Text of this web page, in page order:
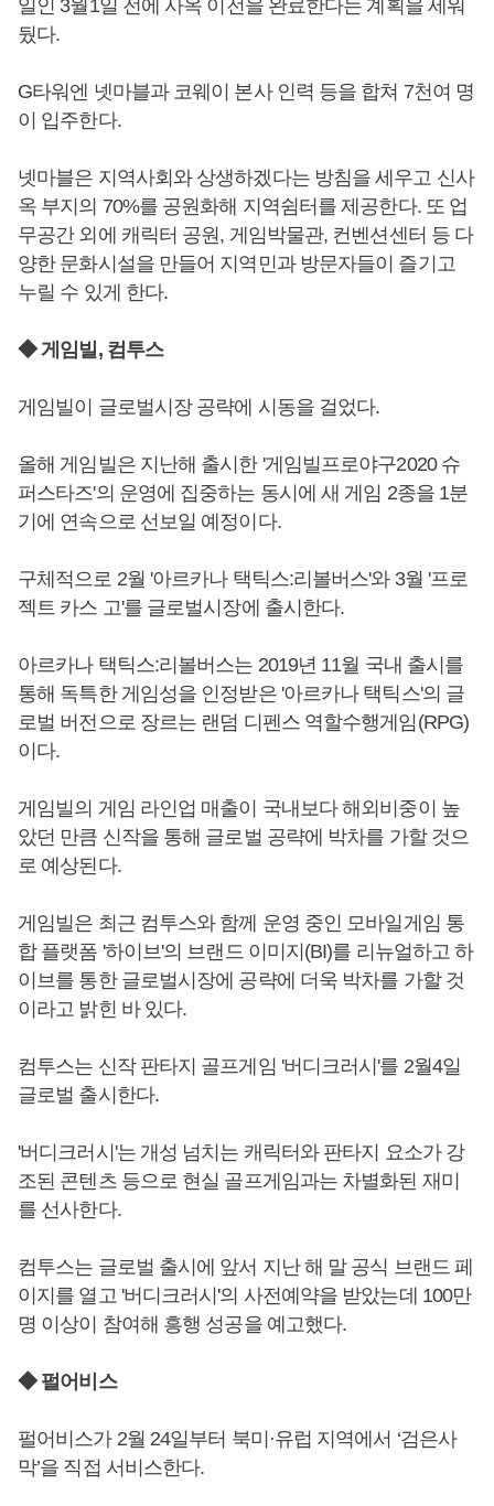
일인 3월1일 전에 사옥 이전을 완료한다는 계획을 세워
뒀다.
G타워엔 넷마블과 코웨이 본사 인력 등을 합쳐 7천여 명
이 입주한다.
넷마블은 지역사회와 상생하겠다는 방침을 세우고 신사
옥 부지의 70%를 공원화해 지역쉼터를 제공한다. 또 업
무공간 외에 캐릭터 공원, 게임박물관, 컨벤션센터 등 다
양한 문화시설을 만들어 지역민과 방문자들이 즐기고
누릴 수 있게 한다.
◆ 게임빌, 컴투스
게임빌이 글로벌시장 공략에 시동을 걸었다.
올해 게임빌은 지난해 출시한 '게임빌프로야구2020 슈
퍼스타즈'의 운영에 집중하는 동시에 새 게임 2종을 1분
기에 연속으로 선보일 예정이다.
구체적으로 2월 '아르카나 택틱스:리볼버스'와 3월 '프로
젝트 카스 고'를 글로벌시장에 출시한다.
아르카나 택틱스:리볼버스는 2019년 11월 국내 출시를
통해 독특한 게임성을 인정받은 '아르카나 택틱스'의 글
로벌 버전으로 장르는 랜덤 디펜스 역할수행게임(RPG)
이다.
게임빌의 게임 라인업 매출이 국내보다 해외비중이 높
았던 만큼 신작을 통해 글로벌 공략에 박차를 가할 것으
로 예상된다.
게임빌은 최근 컴투스와 함께 운영 중인 모바일게임 통
합 플랫폼 '하이브'의 브랜드 이미지(BI)를 리뉴얼하고 하
이브를 통한 글로벌시장에 공략에 더욱 박차를 가할 것
이라고 밝힌 바 있다.
컴투스는 신작 판타지 골프게임 '버디크러시'를 2월4일
글로벌 출시한다.
'버디크러시'는 개성 넘치는 캐릭터와 판타지 요소가 강
조된 콘텐츠 등으로 현실 골프게임과는 차별화된 재미
를 선사한다.
컴투스는 글로벌 출시에 앞서 지난 해 말 공식 브랜드 페
이지를 열고 '버디크러시'의 사전예약을 받았는데 100만
명 이상이 참여해 흥행 성공을 예고했다.
◆ 펄어비스
펄어비스가 2월 24일부터 북미·유럽 지역에서 ‘검은사
막’을 직접 서비스한다.